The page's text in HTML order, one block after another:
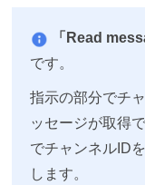
「Read
です。
指示の部分でチ
ッセージが取得
でチャンネルID
します。